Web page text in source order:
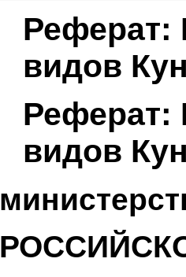
Реферат:
видов
Реферат:
видов